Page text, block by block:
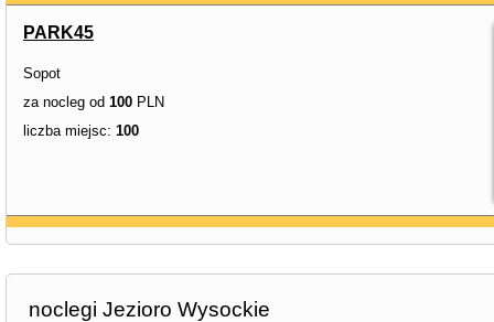
PARK45
Sopot
za nocleg od 100 PLN
liczba miejsc: 100
noclegi Jezioro Wysockie